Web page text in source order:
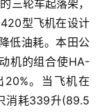
三轮车起落架，
型飞机在设计
低油耗。本田公
机的组合使HA-
。当飞机在
消耗339升(89.5